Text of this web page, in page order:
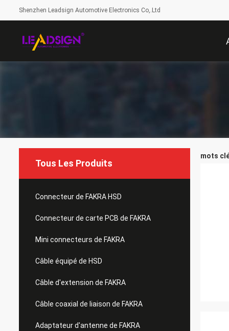
Shenzhen Leadsign Automotive Electronics Co,.Ltd
Tous Les Produits
Connecteur de FAKRA HSD
Connecteur de carte PCB de FAKRA
Mini connecteurs de FAKRA
Câble équipé de HSD
Câble d'extension de FAKRA
Câble coaxial de liaison de FAKRA
Adaptateur d'antenne de FAKRA
mots